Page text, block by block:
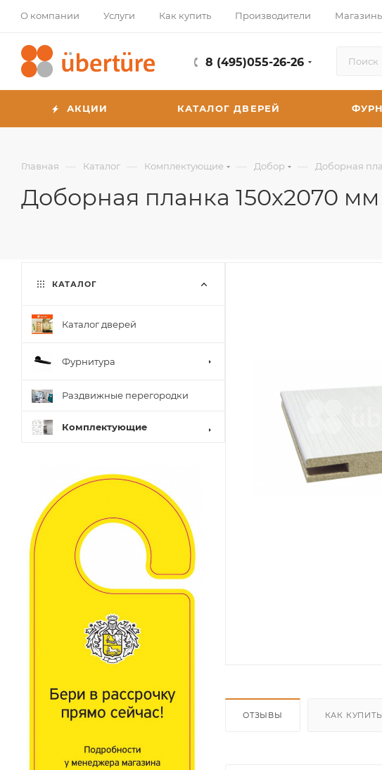
О компании Услуги Как купить Производители
8 (495)055-26-26
АКЦИИ КАТАЛОГ ДВЕРЕЙ
Главная — Каталог — Комплектующие — Добор — Доборная
Доборная планка 150х2070 мм
ОТЗЫВЫ КАК КУПИТЬ
КАТАЛОГ
Каталог дверей
Фурнитура
Раздвижные перегородки
Комплектующие